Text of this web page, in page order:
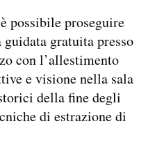
possibile proseguire
gratuita presso
con l’allestimento
e visione nella sala
della fine degli
di estrazione di